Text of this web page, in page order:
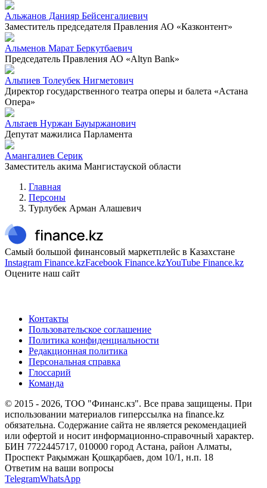
Альжанов Данияр Бейсенгалиевич
Заместитель председателя Правления АО «Казконтент»
Альменов Марат Беркутбаевич
Председатель Правления АО «Altyn Bank»
Альпиев Толеубек Нигметович
Директор государственного театра оперы и балета «Астана
Опера»
Альтаев Нуржан Бауыржанович
Депутат мажилиса Парламента
Амангалиев Серик
Заместитель акима Мангистауской области
Главная
Персоны
Турлубек Арман Алашевич
Самый большой финансовый маркетплейс в Казахстане
Instagram Finance.kzFacebook Finance.kzYouTube Finance.kz
Оцените наш сайт
Контакты
Пользовательское соглашение
Политика конфиденциальности
Редакционная политика
Персональная справка
Глоссарий
Команда
© 2015 - 2026, ТОО "Финанс.кз". Все права защищены. При
использовании материалов гиперссылка на finance.kz
обязательна. Содержание сайта не является рекомендацией
или офертой и носит информационно-справочный характер.
БИН 7722445717, 010000 город Астана, район Алматы,
Проспект Рақымжан Қошқарбаев, дом 10/1, н.п. 18
Ответим на ваши вопросы
TelegramWhatsApp